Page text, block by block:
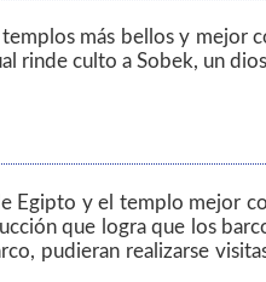
más bellos y mejor
rinde culto a Sobek, un
Egipto y el templo mejor
que logra que los
pudieran realizarse